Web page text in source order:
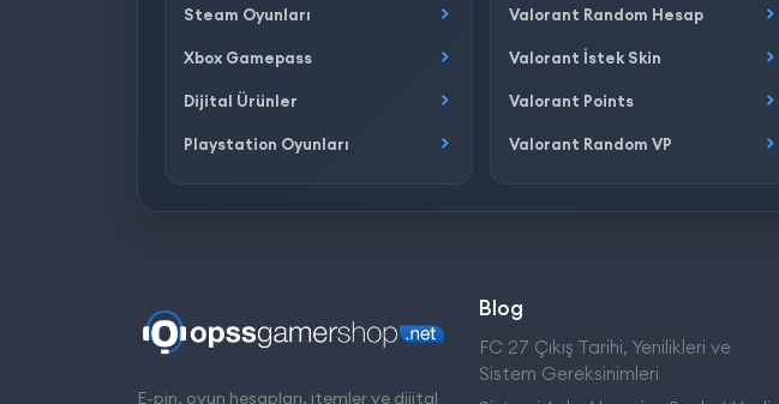
Steam Oyunları
Xbox Gamepass
Dijital Ürünler
Playstation Oyunları
Valorant Random Hesap
Valorant İstek Skin
Valorant Points
Valorant Random VP
E-pin, oyun hesapları, itemler ve dijital
Blog
FC 27 Çıkış Tarihi, Yenilikleri ve
Sistem Gereksinimleri